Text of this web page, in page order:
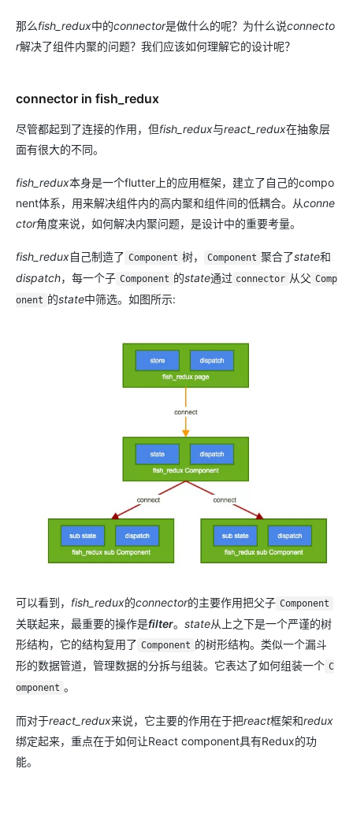
那么fish_redux中的connector是做什么的呢？为什么说connecto
r解决了组件内聚的问题？我们应该如何理解它的设计呢？
connector in fish_redux
尽管都起到了连接的作用，但fish_redux与react_redux在抽象层
面有很大的不同。
fish_redux本身是一个flutter上的应用框架，建立了自己的compo
nent体系，用来解决组件内的高内聚和组件间的低耦合。从conne
ctor角度来说，如何解决内聚问题，是设计中的重要考量。
fish_redux自己制造了 Component 树， Component 聚合了state和
dispatch，每一个子 Component 的state通过 connector 从父 Comp
onent 的state中筛选。如图所示:
可以看到， fish_redux的connector的主要作用把父子 Component
关联起来，最重要的操作是filter。 state从上之下是一个严谨的树
形结构，它的结构复用了 Component 的树形结构。类似一个漏斗
形的数据管道，管理数据的分拆与组装。它表达了如何组装一个 C
omponent 。
而对于react_redux来说，它主要的作用在于把react框架和redux
绑定起来，重点在于如何让React component具有Redux的功
能。